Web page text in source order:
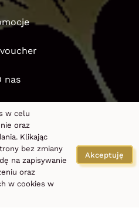
nas
w celu
oraz
Klikając
bez zmiany
na zapisywanie
oraz
w cookies w
Akceptuję